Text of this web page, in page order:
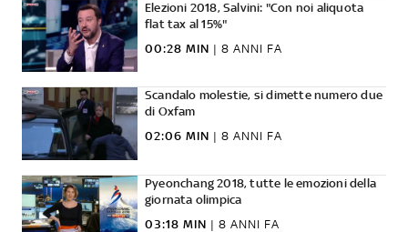
Elezioni 2018, Salvini: "Con noi aliquota
flat tax al 15%"
00:28 MIN | 8 ANNI FA
Scandalo molestie, si dimette numero due
di Oxfam
02:06 MIN | 8 ANNI FA
Pyeonchang 2018, tutte le emozioni della
giornata olimpica
03:18 MIN | 8 ANNI FA